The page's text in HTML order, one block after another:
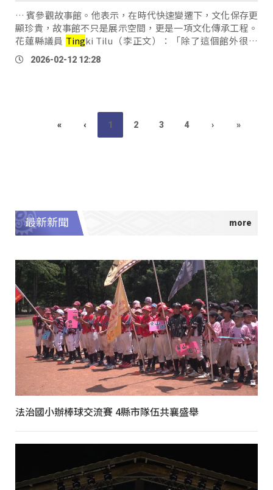
… 賓參觀故事館。他表示，在時代快速變遷下，文化保存更
顯珍貴，故事館不只是展示空間，更是一項文化傳承工程。
花蓮縣議員 Tingki Tilu（李正文）：「除了這個館外很重
要，要讓我們世世代代的這個鄉親，跟我們的這個後代，能
夠知道我們吉安鄉七腳川有這樣 …
2026-02-12 12:28
« ‹ 1 2 3 4 › »
最新新聞
法治國小辦棒球交流賽 4縣市隊伍共襄盛舉